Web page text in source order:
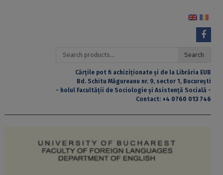
Search
Search
Cărțile pot fi achiziționate și de la Librăria EUB
Bd. Schitu Măgureanu nr. 9, sector 1, București
- holul Facultății de Sociologie și Asistență Socială -
Contact: +4 0760 013 746